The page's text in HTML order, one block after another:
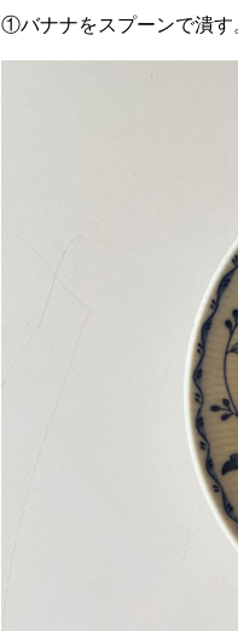
①バナナをスプーンで潰す。